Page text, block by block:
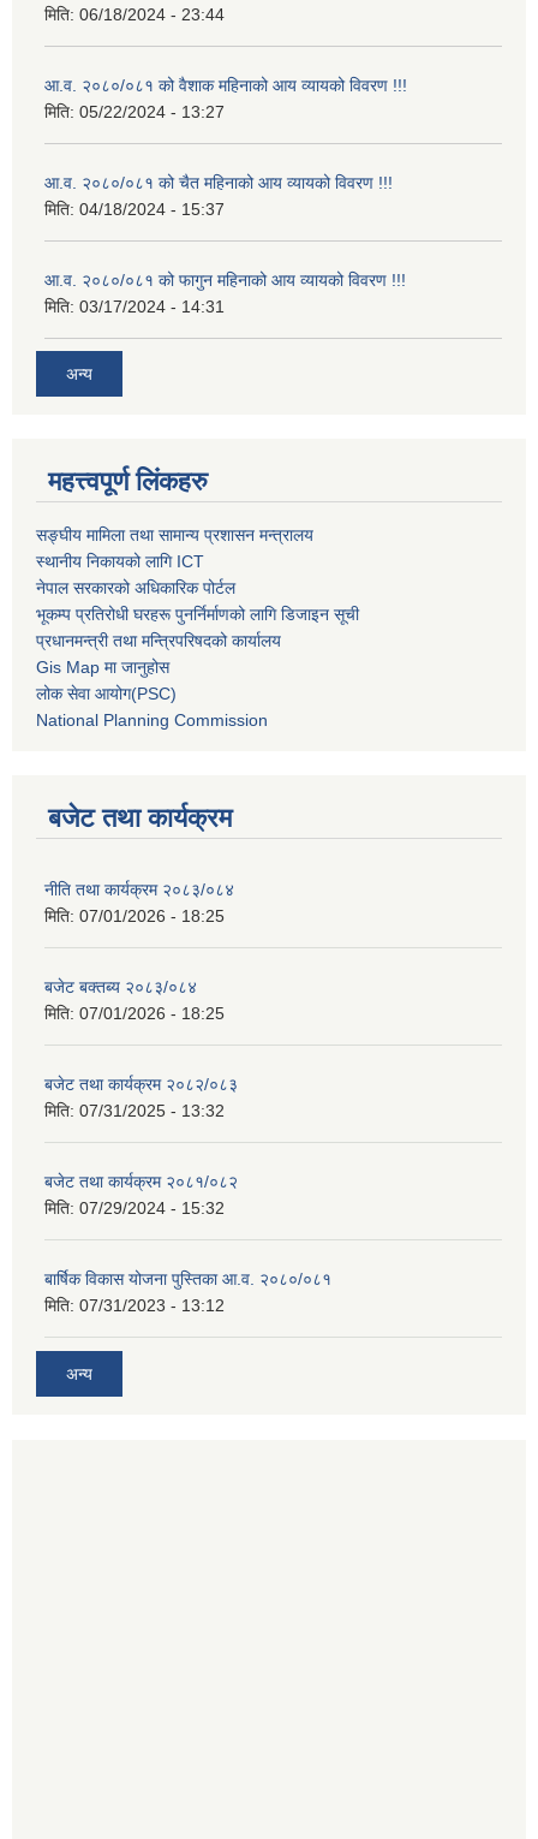
मिति: 06/18/2024 - 23:44
आ.व. २०८०/०८१ को वैशाक महिनाको आय व्यायको विवरण !!!
मिति: 05/22/2024 - 13:27
आ.व. २०८०/०८१ को चैत महिनाको आय व्यायको विवरण !!!
मिति: 04/18/2024 - 15:37
आ.व. २०८०/०८१ को फागुन महिनाको आय व्यायको विवरण !!!
मिति: 03/17/2024 - 14:31
अन्य
महत्त्वपूर्ण लिंकहरु
सङ्घीय मामिला तथा सामान्य प्रशासन मन्त्रालय
स्थानीय निकायको लागि ICT
नेपाल सरकारको अधिकारिक पोर्टल
भूकम्प प्रतिरोधी घरहरू पुनर्निर्माणको लागि डिजाइन सूची
प्रधानमन्त्री तथा मन्त्रिपरिषदको कार्यालय
Gis Map मा जानुहोस
लोक सेवा आयोग(PSC)
National Planning Commission
बजेट तथा कार्यक्रम
नीति तथा कार्यक्रम २०८३/०८४
मिति: 07/01/2026 - 18:25
बजेट बक्तब्य २०८३/०८४
मिति: 07/01/2026 - 18:25
बजेट तथा कार्यक्रम २०८२/०८३
मिति: 07/31/2025 - 13:32
बजेट तथा कार्यक्रम २०८१/०८२
मिति: 07/29/2024 - 15:32
बार्षिक विकास योजना पुस्तिका आ.व. २०८०/०८१
मिति: 07/31/2023 - 13:12
अन्य